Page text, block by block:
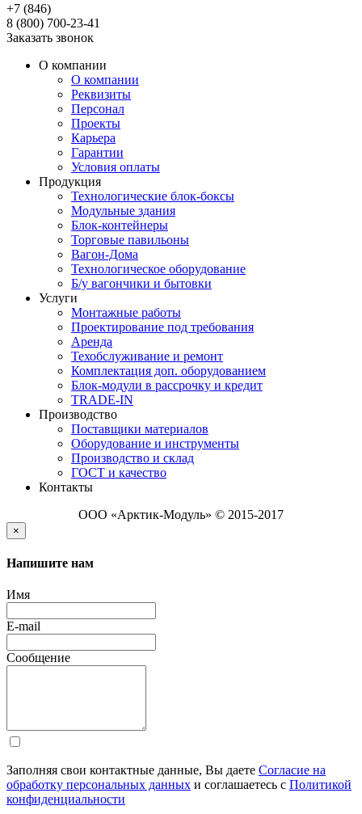
+7 (846)
8 (800) 700-23-41
Заказать звонок
О компании
О компании
Реквизиты
Персонал
Проекты
Карьера
Гарантии
Условия оплаты
Продукция
Технологические блок-боксы
Модульные здания
Блок-контейнеры
Торговые павильоны
Вагон-Дома
Технологическое оборудование
Б/у вагончики и бытовки
Услуги
Монтажные работы
Проектирование под требования
Аренда
Техобслуживание и ремонт
Комплектация доп. оборудованием
Блок-модули в рассрочку и кредит
TRADE-IN
Производство
Поставщики материалов
Оборудование и инструменты
Производство и склад
ГОСТ и качество
Контакты
ООО «Арктик-Модуль» © 2015-2017
×
Напишите нам
Имя
E-mail
Сообщение
Заполняя свои контактные данные, Вы даете Согласие на
обработку персональных данных и соглашаетесь с Политикой
конфиденциальности